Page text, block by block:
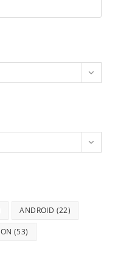
ANDROID (22)
(53)